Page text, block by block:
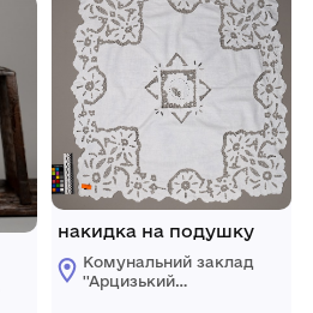
накидка на подушку
Комунальний заклад
''Арцизький